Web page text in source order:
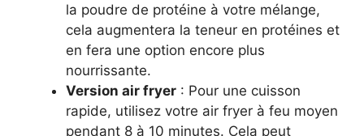
la poudre de protéine à votre mélange,
cela augmentera la teneur en protéines et
en fera une option encore plus
nourrissante.
Version air fryer : Pour une cuisson
rapide, utilisez votre air fryer à feu moyen
pendant 8 à 10 minutes. Cela peut